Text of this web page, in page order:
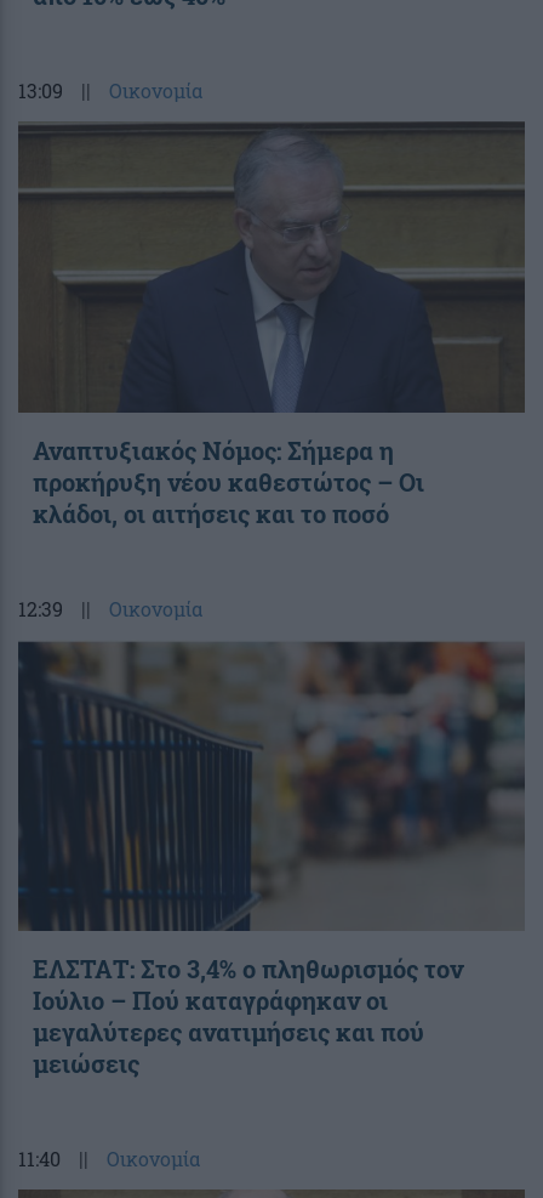
13:09 || Οικονομία
Αναπτυξιακός Νόμος: Σήμερα η
προκήρυξη νέου καθεστώτος – Οι
κλάδοι, οι αιτήσεις και το ποσό
12:39 || Οικονομία
ΕΛΣΤΑΤ: Στο 3,4% ο πληθωρισμός τον
Ιούλιο – Πού καταγράφηκαν οι
μεγαλύτερες ανατιμήσεις και πού
μειώσεις
11:40 || Οικονομία